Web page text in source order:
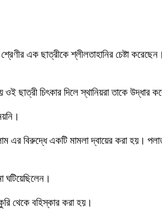
এক ছাত্রীকে শ্লীলতাহানির চেষ্টা
ছাত্রী চিৎকার দিলে স্থানিয়রা তাকে উদ্ধার
এর বিরুদ্ধে একটি মামলা দ্বায়ের করা হয়।
ঘটিয়েছিলেন।
থেকে বহিস্কার করা হয়।